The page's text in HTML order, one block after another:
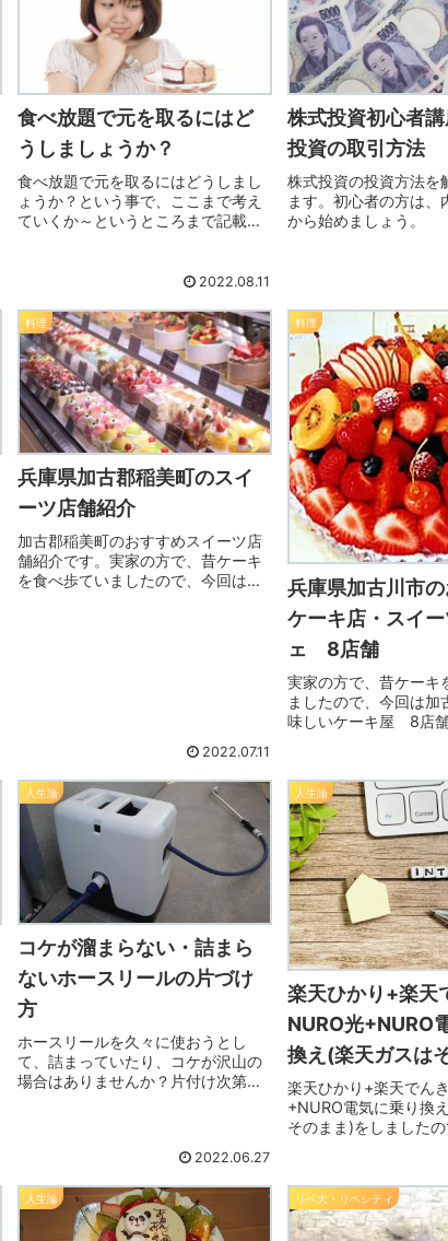
食べ放題で元を取るにはど
うしましょうか？
食べ放題で元を取るにはどうしまし
ょうか？という事で、ここまで考え
ていくか～というところまで記載し
杯が挑戦した記録です。５ｋｇくら
2022.08.11
株式投資初心者
投資の取引方法
株式投資の投資方法を
ます。初心者の方は、
から始めましょう。
料理
兵庫県加古郡稲美町のスイ
ーツ店舗紹介
加古郡稲美町のおすすめスイーツ店
舗紹介です。実家の方で、昔ケーキ
を食べ歩ていましたので、今回は稲
2022.07.11
料理
兵庫県加古川市
ケーキ店・スイ
ェ 8店舗
実家の方で、昔ケーキ
ましたので、今回は加
味しいケーキ屋 8店
人生論
コケが溜まらない・詰まら
ないホースリールの片づけ
方
ホースリールを久々に使おうとし
て、詰まっていたり、コケが沢山の
場合はありませんか？片付け次第で
2022.06.27
人生論
楽天ひかり+楽天
NURO光+NURO
換え(楽天ガスは
楽天ひかり+楽天でん
+NURO電気に乗り換
そのまま)をしました
今回は関西比較ですが
ら、ガスも入れれば、
す。
人生論 リベ大・リベシティ